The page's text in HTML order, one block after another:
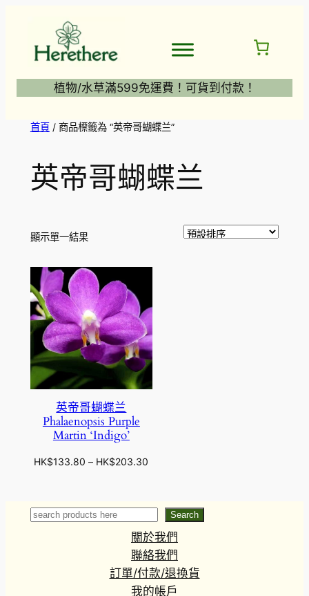
植物/水草滿599免運費！可貨到付款！
首頁/ 商品標籤為 “英帝哥蝴蝶兰”
英帝哥蝴蝶兰
顯示單一結果
英帝哥蝴蝶兰
Phalaenopsis Purple
Martin ‘Indigo’
HK$133.80 – HK$203.30
圍
：
H
K
$
1
Search Search
關於我們
聯絡我們
訂單/付款/退換貨
我的帳戶